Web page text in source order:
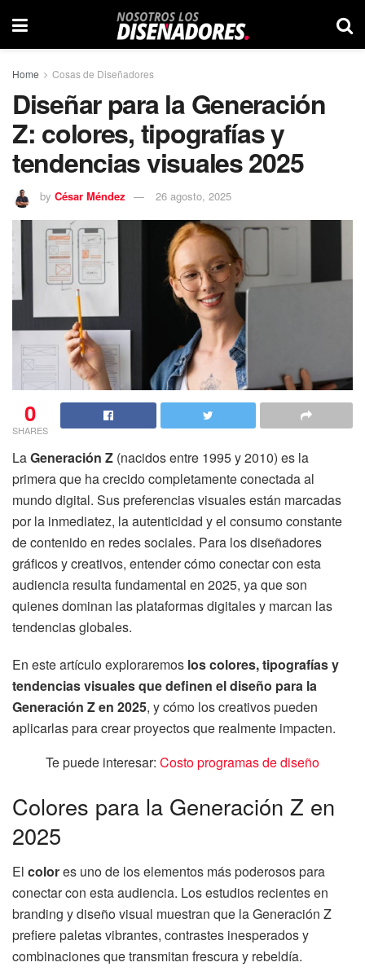
Home Cosas de Diseñadores
Diseñar para la Generación
Z: colores, tipografías y
tendencias visuales 2025
by César Méndez 26 agosto, 2025
0
SHARES
LaGeneración Z (nacidos entre 1995 y 2010) es la
primera que ha crecido completamente conectada al
mundo digital. Sus preferencias visuales están marcadas
por la inmediatez, la autenticidad y el consumo constante
de contenido en redes sociales. Para los diseñadores
gráficos y creativos, entender cómo conectar con esta
audiencia resulta fundamental en 2025, ya que son
quienes dominan las plataformas digitales y marcan las
tendencias globales.
En este artículo exploraremos los colores, tipografías y
tendencias visuales que definen el diseño para la
Generación Z en 2025, y cómo los creativos pueden
aplicarlas para crear proyectos que realmente impacten.
Te puede interesar: Costo programas de diseño
Colores para la Generación Z en
2025
El colores uno de los elementos más poderosos para
conectar con esta audiencia. Los estudios recientes en
branding y diseño visual muestran que la Generación Z
prefiere paletas vibrantes, contrastes inesperados y
combinaciones que transmitan frescura y rebeldía.